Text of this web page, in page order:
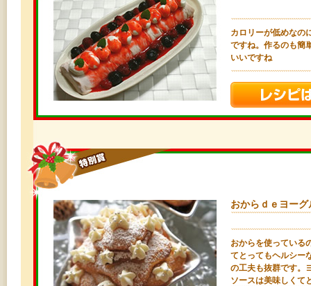
カロリーが低めなの
ですね。作るのも簡
いいですね
おからｄｅヨー
おからを使っている
てとってもヘルシー
の工夫も抜群です。
ソースは美味しくて